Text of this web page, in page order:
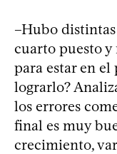
–Hubo
cuarto puesto
para estar en
lograrlo?
los errores
final es muy
crecimiento,